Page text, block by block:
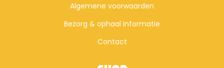
Algemene voorwaarden
Bezorg & ophaal informatie
Contact